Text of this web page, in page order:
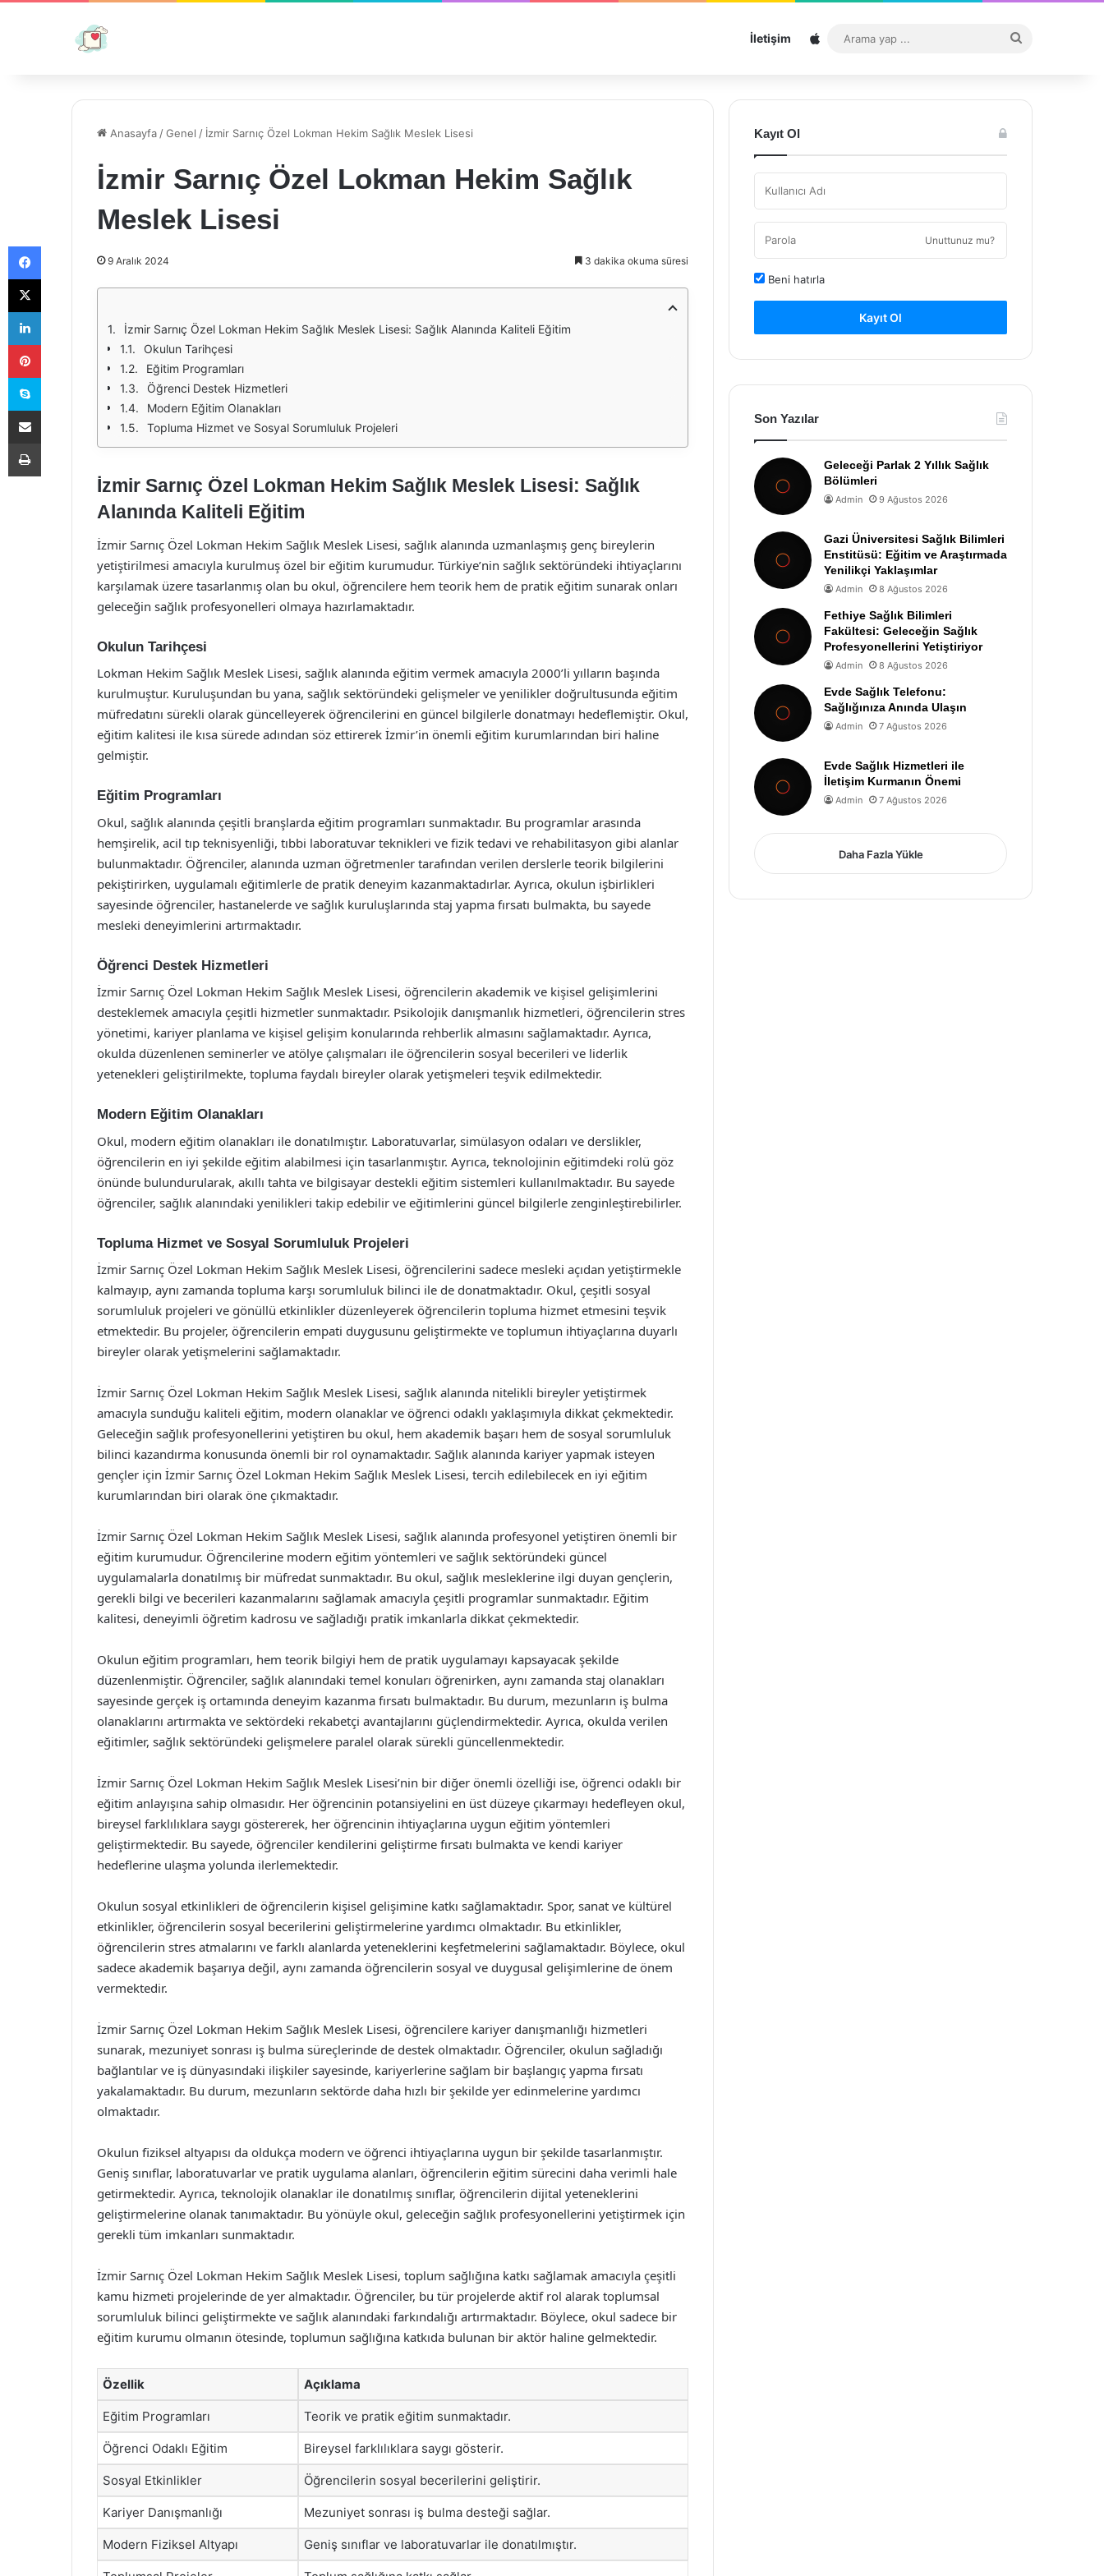
İletişim Sitemap
...
Anasayfa /Genel / İzmir Sarnıç Özel Lokman Hekim Sağlık Meslek Lisesi
İzmir Sarnıç Özel Lokman Hekim Sağlık
Meslek Lisesi
9 Aralık 2024 3 dakika okuma süresi
İzmir Sarnıç Özel Lokman Hekim Sağlık Meslek Lisesi: Sağlık Alanında Kaliteli Eğitim
Okulun Tarihçesi
Eğitim Programları
Öğrenci Destek Hizmetleri
Modern Eğitim Olanakları
Topluma Hizmet ve Sosyal Sorumluluk Projeleri
İzmir Sarnıç Özel Lokman Hekim Sağlık Meslek Lisesi: Sağlık
Alanında Kaliteli Eğitim
İzmir Sarnıç Özel Lokman Hekim Sağlık Meslek Lisesi, sağlık alanında uzmanlaşmış genç bireylerin
yetiştirilmesi amacıyla kurulmuş özel bir eğitim kurumudur. Türkiye’nin sağlık sektöründeki ihtiyaçlarını
karşılamak üzere tasarlanmış olan bu okul, öğrencilere hem teorik hem de pratik eğitim sunarak onları
geleceğin sağlık profesyonelleri olmaya hazırlamaktadır.
Okulun Tarihçesi
Lokman Hekim Sağlık Meslek Lisesi, sağlık alanında eğitim vermek amacıyla 2000’li yılların başında
kurulmuştur. Kuruluşundan bu yana, sağlık sektöründeki gelişmeler ve yenilikler doğrultusunda eğitim
müfredatını sürekli olarak güncelleyerek öğrencilerini en güncel bilgilerle donatmayı hedeflemiştir. Okul,
eğitim kalitesi ile kısa sürede adından söz ettirerek İzmir’in önemli eğitim kurumlarından biri haline
gelmiştir.
Eğitim Programları
Okul, sağlık alanında çeşitli branşlarda eğitim programları sunmaktadır. Bu programlar arasında
hemşirelik, acil tıp teknisyenliği, tıbbi laboratuvar teknikleri ve fizik tedavi ve rehabilitasyon gibi alanlar
bulunmaktadır. Öğrenciler, alanında uzman öğretmenler tarafından verilen derslerle teorik bilgilerini
pekiştirirken, uygulamalı eğitimlerle de pratik deneyim kazanmaktadırlar. Ayrıca, okulun işbirlikleri
sayesinde öğrenciler, hastanelerde ve sağlık kuruluşlarında staj yapma fırsatı bulmakta, bu sayede
mesleki deneyimlerini artırmaktadır.
Öğrenci Destek Hizmetleri
İzmir Sarnıç Özel Lokman Hekim Sağlık Meslek Lisesi, öğrencilerin akademik ve kişisel gelişimlerini
desteklemek amacıyla çeşitli hizmetler sunmaktadır. Psikolojik danışmanlık hizmetleri, öğrencilerin stres
yönetimi, kariyer planlama ve kişisel gelişim konularında rehberlik almasını sağlamaktadır. Ayrıca,
okulda düzenlenen seminerler ve atölye çalışmaları ile öğrencilerin sosyal becerileri ve liderlik
yetenekleri geliştirilmekte, topluma faydalı bireyler olarak yetişmeleri teşvik edilmektedir.
Modern Eğitim Olanakları
Okul, modern eğitim olanakları ile donatılmıştır. Laboratuvarlar, simülasyon odaları ve derslikler,
öğrencilerin en iyi şekilde eğitim alabilmesi için tasarlanmıştır. Ayrıca, teknolojinin eğitimdeki rolü göz
önünde bulundurularak, akıllı tahta ve bilgisayar destekli eğitim sistemleri kullanılmaktadır. Bu sayede
öğrenciler, sağlık alanındaki yenilikleri takip edebilir ve eğitimlerini güncel bilgilerle zenginleştirebilirler.
Topluma Hizmet ve Sosyal Sorumluluk Projeleri
İzmir Sarnıç Özel Lokman Hekim Sağlık Meslek Lisesi, öğrencilerini sadece mesleki açıdan yetiştirmekle
kalmayıp, aynı zamanda topluma karşı sorumluluk bilinci ile de donatmaktadır. Okul, çeşitli sosyal
sorumluluk projeleri ve gönüllü etkinlikler düzenleyerek öğrencilerin topluma hizmet etmesini teşvik
etmektedir. Bu projeler, öğrencilerin empati duygusunu geliştirmekte ve toplumun ihtiyaçlarına duyarlı
bireyler olarak yetişmelerini sağlamaktadır.
İzmir Sarnıç Özel Lokman Hekim Sağlık Meslek Lisesi, sağlık alanında nitelikli bireyler yetiştirmek
amacıyla sunduğu kaliteli eğitim, modern olanaklar ve öğrenci odaklı yaklaşımıyla dikkat çekmektedir.
Geleceğin sağlık profesyonellerini yetiştiren bu okul, hem akademik başarı hem de sosyal sorumluluk
bilinci kazandırma konusunda önemli bir rol oynamaktadır. Sağlık alanında kariyer yapmak isteyen
gençler için İzmir Sarnıç Özel Lokman Hekim Sağlık Meslek Lisesi, tercih edilebilecek en iyi eğitim
kurumlarından biri olarak öne çıkmaktadır.
İzmir Sarnıç Özel Lokman Hekim Sağlık Meslek Lisesi, sağlık alanında profesyonel yetiştiren önemli bir
eğitim kurumudur. Öğrencilerine modern eğitim yöntemleri ve sağlık sektöründeki güncel
uygulamalarla donatılmış bir müfredat sunmaktadır. Bu okul, sağlık mesleklerine ilgi duyan gençlerin,
gerekli bilgi ve becerileri kazanmalarını sağlamak amacıyla çeşitli programlar sunmaktadır. Eğitim
kalitesi, deneyimli öğretim kadrosu ve sağladığı pratik imkanlarla dikkat çekmektedir.
Okulun eğitim programları, hem teorik bilgiyi hem de pratik uygulamayı kapsayacak şekilde
düzenlenmiştir. Öğrenciler, sağlık alanındaki temel konuları öğrenirken, aynı zamanda staj olanakları
sayesinde gerçek iş ortamında deneyim kazanma fırsatı bulmaktadır. Bu durum, mezunların iş bulma
olanaklarını artırmakta ve sektördeki rekabetçi avantajlarını güçlendirmektedir. Ayrıca, okulda verilen
eğitimler, sağlık sektöründeki gelişmelere paralel olarak sürekli güncellenmektedir.
İzmir Sarnıç Özel Lokman Hekim Sağlık Meslek Lisesi’nin bir diğer önemli özelliği ise, öğrenci odaklı bir
eğitim anlayışına sahip olmasıdır. Her öğrencinin potansiyelini en üst düzeye çıkarmayı hedefleyen okul,
bireysel farklılıklara saygı göstererek, her öğrencinin ihtiyaçlarına uygun eğitim yöntemleri
geliştirmektedir. Bu sayede, öğrenciler kendilerini geliştirme fırsatı bulmakta ve kendi kariyer
hedeflerine ulaşma yolunda ilerlemektedir.
Okulun sosyal etkinlikleri de öğrencilerin kişisel gelişimine katkı sağlamaktadır. Spor, sanat ve kültürel
etkinlikler, öğrencilerin sosyal becerilerini geliştirmelerine yardımcı olmaktadır. Bu etkinlikler,
öğrencilerin stres atmalarını ve farklı alanlarda yeteneklerini keşfetmelerini sağlamaktadır. Böylece, okul
sadece akademik başarıya değil, aynı zamanda öğrencilerin sosyal ve duygusal gelişimlerine de önem
vermektedir.
İzmir Sarnıç Özel Lokman Hekim Sağlık Meslek Lisesi, öğrencilere kariyer danışmanlığı hizmetleri
sunarak, mezuniyet sonrası iş bulma süreçlerinde de destek olmaktadır. Öğrenciler, okulun sağladığı
bağlantılar ve iş dünyasındaki ilişkiler sayesinde, kariyerlerine sağlam bir başlangıç yapma fırsatı
yakalamaktadır. Bu durum, mezunların sektörde daha hızlı bir şekilde yer edinmelerine yardımcı
olmaktadır.
Okulun fiziksel altyapısı da oldukça modern ve öğrenci ihtiyaçlarına uygun bir şekilde tasarlanmıştır.
Geniş sınıflar, laboratuvarlar ve pratik uygulama alanları, öğrencilerin eğitim sürecini daha verimli hale
getirmektedir. Ayrıca, teknolojik olanaklar ile donatılmış sınıflar, öğrencilerin dijital yeteneklerini
geliştirmelerine olanak tanımaktadır. Bu yönüyle okul, geleceğin sağlık profesyonellerini yetiştirmek için
gerekli tüm imkanları sunmaktadır.
İzmir Sarnıç Özel Lokman Hekim Sağlık Meslek Lisesi, toplum sağlığına katkı sağlamak amacıyla çeşitli
kamu hizmeti projelerinde de yer almaktadır. Öğrenciler, bu tür projelerde aktif rol alarak toplumsal
sorumluluk bilinci geliştirmekte ve sağlık alanındaki farkındalığı artırmaktadır. Böylece, okul sadece bir
eğitim kurumu olmanın ötesinde, toplumun sağlığına katkıda bulunan bir aktör haline gelmektedir.
Özellik Açıklama
Eğitim Programları Teorik ve pratik eğitim sunmaktadır.
Öğrenci Odaklı Eğitim Bireysel farklılıklara saygı gösterir.
Sosyal Etkinlikler Öğrencilerin sosyal becerilerini geliştirir.
Kariyer Danışmanlığı Mezuniyet sonrası iş bulma desteği sağlar.
Modern Fiziksel Altyapı Geniş sınıflar ve laboratuvarlar ile donatılmıştır.
Kayıt Ol
Unuttunuz mu?
Beni hatırla
Kayıt Ol
Son Yazılar
Geleceği Parlak 2 Yıllık Sağlık
Bölümleri
Admin 9 Ağustos 2026
Gazi Üniversitesi Sağlık Bilimleri
Enstitüsü: Eğitim ve Araştırmada
Yenilikçi Yaklaşımlar
Admin 8 Ağustos 2026
Fethiye Sağlık Bilimleri
Fakültesi: Geleceğin Sağlık
Profesyonellerini Yetiştiriyor
Admin 8 Ağustos 2026
Evde Sağlık Telefonu:
Sağlığınıza Anında Ulaşın
Admin 7 Ağustos 2026
Evde Sağlık Hizmetleri ile
İletişim Kurmanın Önemi
Admin 7 Ağustos 2026
Daha Fazla Yükle
Facebook
X
LinkedIn
Pinterest
Skype
E-Posta ile paylaş